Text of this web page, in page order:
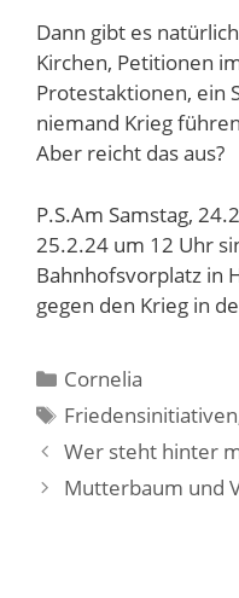
Dann gibt es
Kirchen, Petitionen
Protestaktionen, ein
niemand Krieg
Aber reicht das aus?
P.S.Am Samstag,
25.2.24 um 12 Uhr
Bahnhofsvorplatz in
gegen den Krieg in
Kategorien
Cornelia
Schlagwörter
Friedensinitiativen
Wer steht hinter
Mutterbaum und